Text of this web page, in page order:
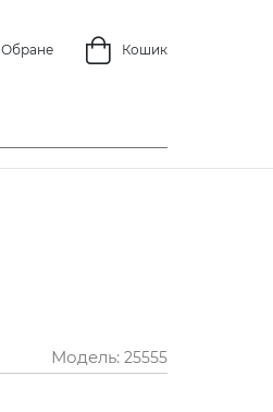
Обране Кошик
Модель: 25555